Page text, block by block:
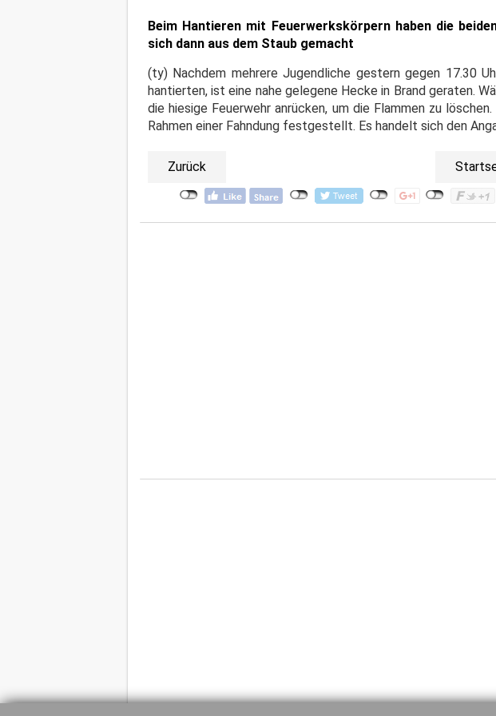
Beim Hantieren mit Feuerwerkskörpern haben die
sich dann aus dem Staub gemacht
(ty) Nachdem mehrere Jugendliche gestern gegen 17.30
hantierten, ist eine nahe gelegene Hecke in Brand geraten.
die hiesige Feuerwehr anrücken, um die Flammen zu
Rahmen einer Fahndung festgestellt. Es handelt sich den
Zurück